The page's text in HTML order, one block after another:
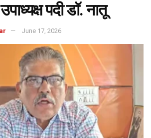
पदी डॉ. नातू
June 17, 2026